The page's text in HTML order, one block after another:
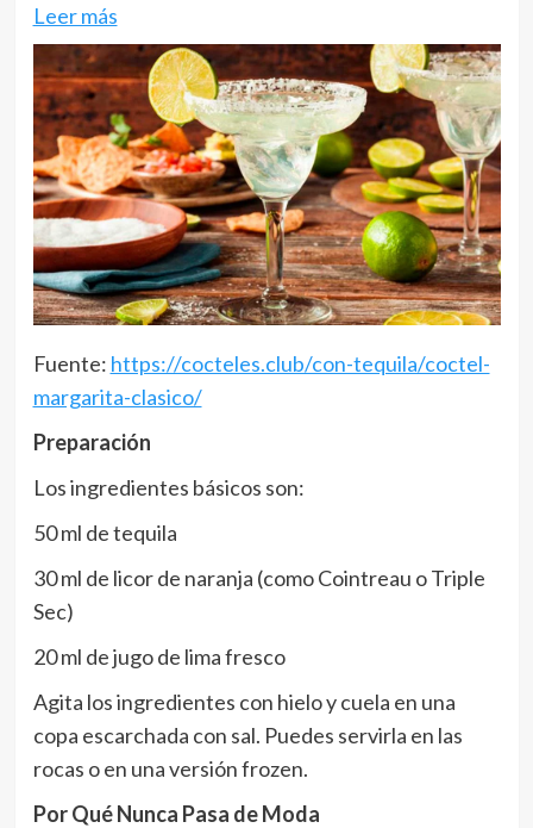
Leer más
Fuente: https://cocteles.club/con-tequila/coctel-
margarita-clasico/
Preparación
Los ingredientes básicos son:
50 ml de tequila
30 ml de licor de naranja (como Cointreau o Triple
Sec)
20 ml de jugo de lima fresco
Agita los ingredientes con hielo y cuela en una
copa escarchada con sal. Puedes servirla en las
rocas o en una versión frozen.
Por Qué Nunca Pasa de Moda